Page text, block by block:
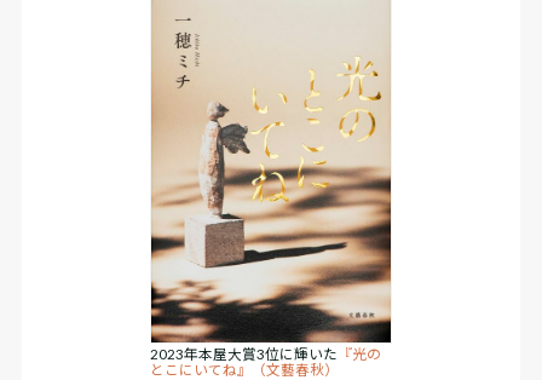
2023年本屋大賞3位に輝いた 『光の
とこにいてね』（文藝春秋）